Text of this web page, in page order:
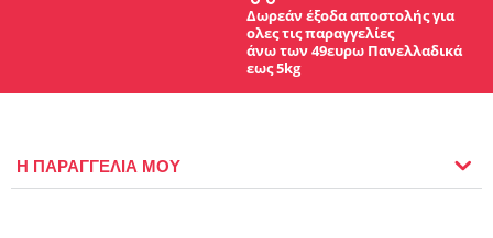
Δωρεάν έξοδα αποστολής για
ολες τις παραγγελίες
άνω των 49ευρω Πανελλαδικά
εως 5kg
Η ΠΑΡΑΓΓΕΛΙΑ ΜΟΥ